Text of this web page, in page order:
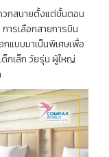
วกสบายตั้งแต่ขั้นตอน
ารเลือกสายการบิน
แบบมาเป็นพิเศษเพื่อ
ด็กเล็ก วัยรุ่น ผู้ใหญ่